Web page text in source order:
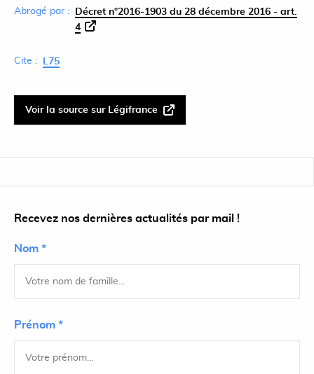
Abrogé par :
Décret n°2016-1903 du 28 décembre 2016 - art.
4
Cite : L75
Voir la source sur Légifrance
Recevez nos dernières actualités par mail !
Nom *
Prénom *